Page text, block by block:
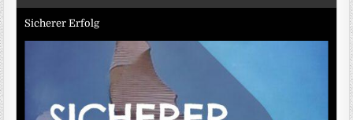
Sicherer Erfolg